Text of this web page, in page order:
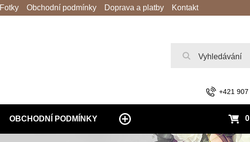
OBCHODNÍ PODMÍNKY
+421 907
Fotky Obchodní podmínky Doprava a platby Kontakt